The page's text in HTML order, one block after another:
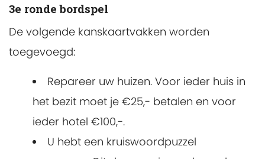
3e ronde bordspel
De volgende kanskaartvakken worden
toegevoegd:
Repareer uw huizen. Voor ieder huis in
het bezit moet je €25,- betalen en voor
ieder hotel €100,-.
U hebt een kruiswoordpuzzel